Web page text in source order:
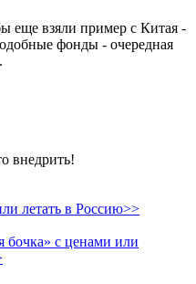
еще взяли пример с Китая -
фонды - очередная
внедрить!
летать в Россию>>
бочка» с ценами или